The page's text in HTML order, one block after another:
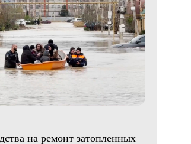
на ремонт затопленных